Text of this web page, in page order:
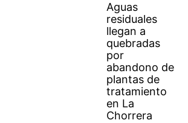
Aguas
residuales
llegan a
quebradas
por
abandono de
plantas de
tratamiento
en La
Chorrera